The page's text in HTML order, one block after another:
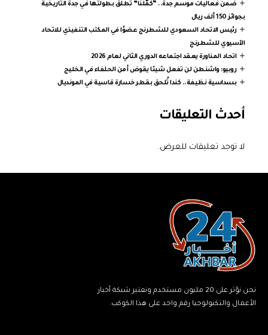
ضمن فعاليات موسم جدة.. “كمّلنا” تطلق بطولتها في جدة التاريخية
بجوائز 150 ألف ريال
رئيس الاتحاد السعودي للشطرنج عضوًا في المكتب التنفيذي للاتحاد
الآسيوي للشطرنج
اتحاد المناورة يعقد اجتماعه الدوري الثاني لعام 2026
روبيو: واشنطن لن تفعل شيئا يقوض أمن الحلفاء في الخليج
بسداسية نظيفة.. كندا تُلحق بقطر خسارة قاسية في المونديال
أحدث التعليقات
لا توجد تعليقات للعرض.
نحن نؤثر على 20 مليون مستخدم ونعتبر شبكة أخبار
الأعمال والتكنولوجيا رقم واحد على هذا الكوكب.